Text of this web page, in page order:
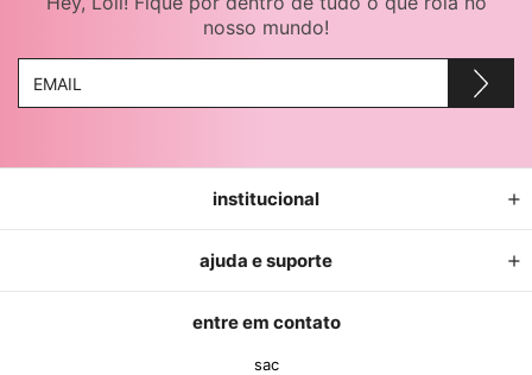
nosso mundo!
institucional
ajuda e suporte
entre em contato
sac